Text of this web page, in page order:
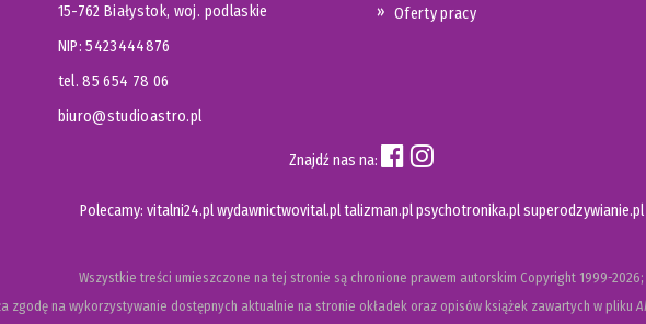
15-762 Białystok, woj. podlaskie
NIP: 5423444876
tel. 85 654 78 06
biuro@studioastro.pl
Oferty pracy
Znajdź nas na:
Polecamy: vitalni24.pl wydawnictwovital.pl talizman.pl psychotronika.pl superodzywianie.pl
Wszystkie treści umieszczone na tej stronie są chronione prawem autorskim Copyright 1999-2026;
zgodę na wykorzystywanie dostępnych aktualnie na stronie okładek oraz opisów książek zawartych w pliku